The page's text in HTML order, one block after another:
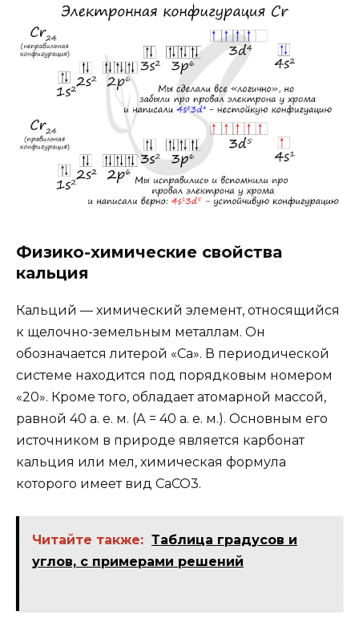
Физико-химические свойства
кальция
Кальций — химический элемент, относящийся
к щелочно-земельным металлам. Он
обозначается литерой «Са». В периодической
системе находится под порядковым номером
«20». Кроме того, обладает атомарной массой,
равной 40 а. е. м. (А = 40 а. е. м.). Основным его
источником в природе является карбонат
кальция или мел, химическая формула
которого имеет вид CaCO3.
Читайте также: Таблица градусов и
углов, с примерами решений